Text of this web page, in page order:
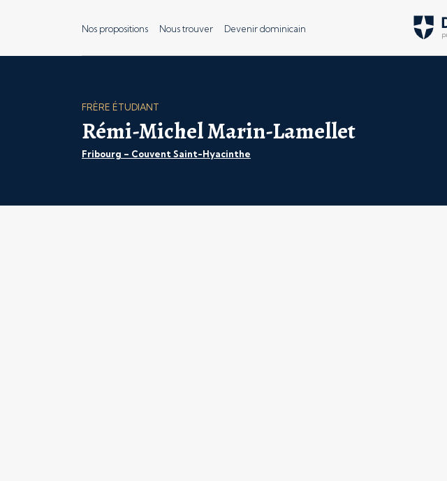
Nos propositions Nous trouver Devenir dominicain
FRÈRE ÉTUDIANT
Rémi-Michel Marin-Lamellet
Fribourg – Couvent Saint-Hyacinthe